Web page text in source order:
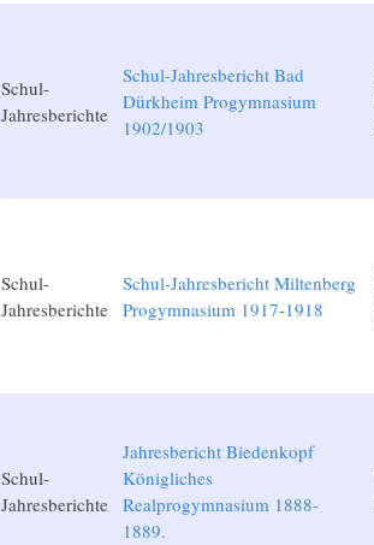
Schul-
Jahresberichte
Schul-Jahresbericht Bad
Dürkheim Progymnasium
1902/1903
Schul-
Jahresberichte
Schul-Jahresbericht Miltenberg
Progymnasium 1917-1918
Schul-
Jahresberichte
Jahresbericht Biedenkopf
Königliches
Realprogymnasium 1888-
1889.